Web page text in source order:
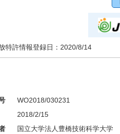
特許情報登録日： 2020/8/14
WO2018/030231
2018/2/15
国立大学法人豊橋技術科学大学